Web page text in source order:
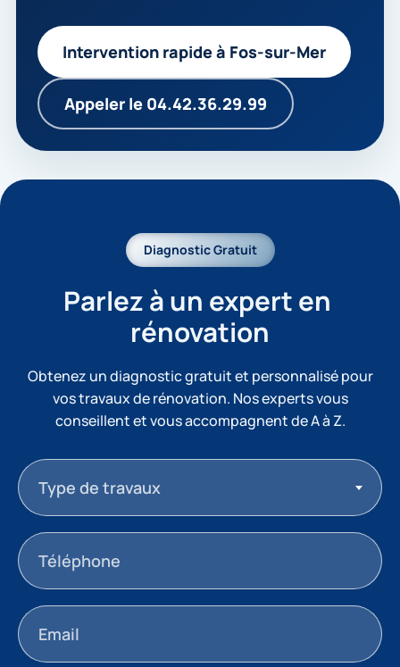
Intervention rapide à Fos-sur-Mer
Appeler le 04.42.36.29.99
Diagnostic Gratuit
Parlez à un expert en
rénovation
Obtenez un diagnostic gratuit et personnalisé pour
vos travaux de rénovation. Nos experts vous
conseillent et vous accompagnent de A à Z.
Type de travaux